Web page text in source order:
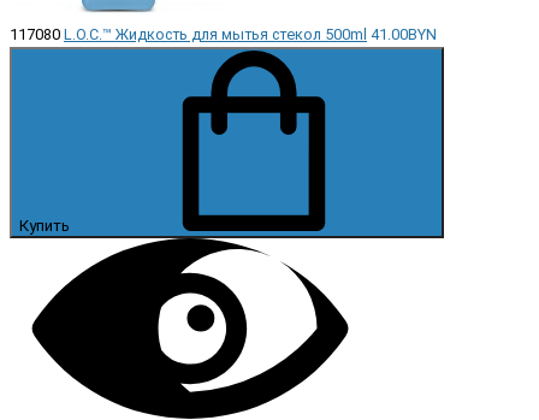
117080 L.O.C.™ Жидкость для мытья стекол 500ml 41.00BYN
Купить